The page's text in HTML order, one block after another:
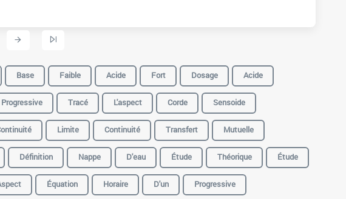
Base Faible Acide Fort Dosage
Acide
Progressive Tracé L'aspect Corde
Sensoide
Limite Continuité Transfert
Mutuelle
Définition Nappe D'eau Étude Théorique
Étude
Équation Horaire D'un Progressive